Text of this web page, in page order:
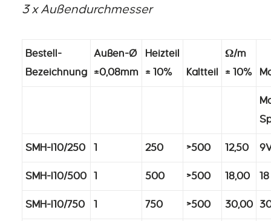
3 x Außendurchmesser
Bestell-
Bezeichnung
Außen-Ø
±0,08mm
Heizteil
± 10%
Kaltteil
Ω/m
± 10%
SMH-I10/250 1 250 >500 12,50
SMH-I10/500 1 500 >500 18,00
SMH-I10/750 1 750 >500 30,00